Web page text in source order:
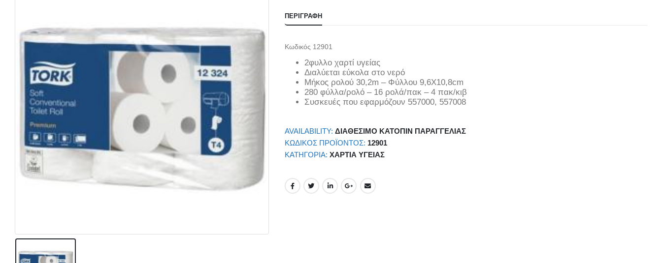
ΠΕΡΙΓΡΑΦΉ
Κωδικός 12901
2φυλλο χαρτί υγείας
Διαλύεται εύκολα στο νερό
Μήκος ρολού 30,2m – Φύλλου 9,6Χ10,8cm
280 φύλλα/ρολό – 16 ρολά/πακ – 4 πακ/κιβ
Συσκευές που εφαρμόζουν 557000, 557008
AVAILABILITY: ΔΙΑΘΈΣΙΜΟ ΚΑΤΌΠΙΝ ΠΑΡΑΓΓΕΛΊΑΣ
ΚΩΔΙΚΌΣ ΠΡΟΪΌΝΤΟΣ: 12901
ΚΑΤΗΓΟΡΊΑ: ΧΑΡΤΙΆ ΥΓΕΊΑΣ